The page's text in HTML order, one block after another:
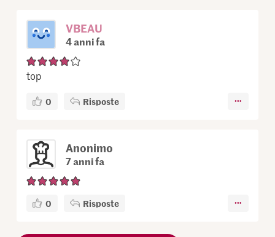
VBEAU
4 anni fa
top
0 Risposte
Anonimo
7 anni fa
0 Risposte